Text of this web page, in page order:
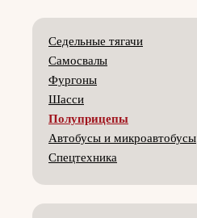
Седельные тягачи
Самосвалы
Фургоны
Шасси
Полуприцепы
Автобусы и микроавтобусы
Спецтехника